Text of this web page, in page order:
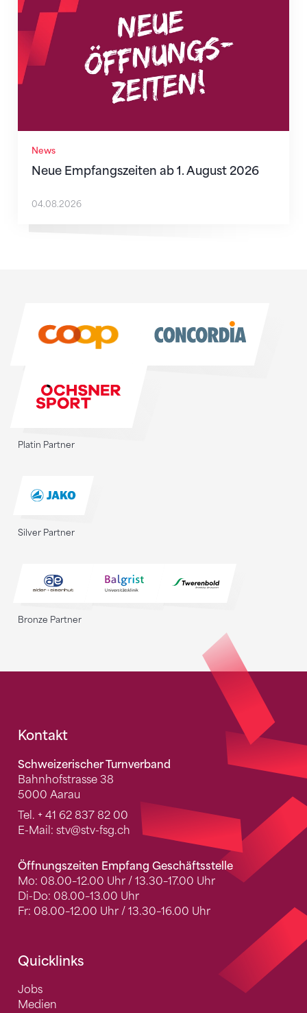
News
Neue Empfangszeiten ab 1. August 2026
04.08.2026
Platin Partner
Silver Partner
Bronze Partner
Fusszeile
Kontakt
Schweizerischer Turnverband
Bahnhofstrasse 38
5000 Aarau
Tel. + 41 62 837 82 00
E-Mail: stv@stv-fsg.ch
Öffnungszeiten Empfang Geschäftsstelle
Mo: 08.00–12.00 Uhr / 13.30–17.00 Uhr
Di-Do: 08.00–13.00 Uhr
Fr: 08.00–12.00 Uhr / 13.30–16.00 Uhr
Quicklinks
Jobs
Medien